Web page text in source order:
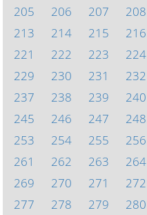
205
206 207 208
213
214 215 216
221
222 223 224
229
230 231 232
237
238 239 240
245
246 247 248
253
254 255 256
261
262 263 264
269
270 271 272
277
278 279 280